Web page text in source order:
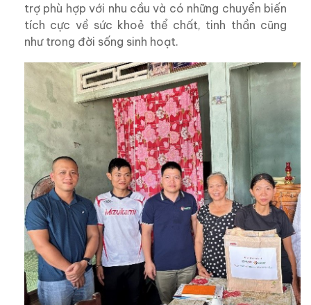
trợ phù hợp với nhu cầu và có những chuyển biến
tích cực về sức khoẻ thể chất, tinh thần cũng
như trong đời sống sinh hoạt.